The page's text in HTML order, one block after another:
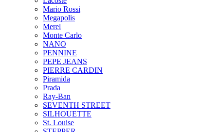
Mario Rossi
Megapolis
Merel
Monte Carlo
NANO
PENNINE
PEPE JEANS
PIERRE CARDIN
Piramida
Prada
Ray-Ban
SEVENTH STREET
SILHOUETTE
St. Louise